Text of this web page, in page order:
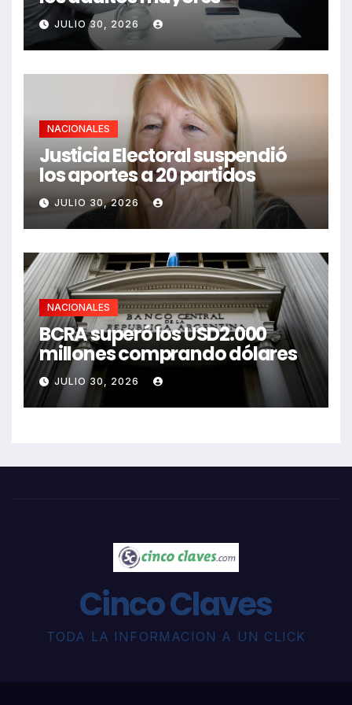
JULIO 30, 2026
NACIONALES
Justicia Electoral suspendió
los aportes a 20 partidos
JULIO 30, 2026
NACIONALES
BCRA superó los USD2.000
millones comprando dólares
JULIO 30, 2026
Cinco Claves
TODA LA INFORMACION A UN CLICK